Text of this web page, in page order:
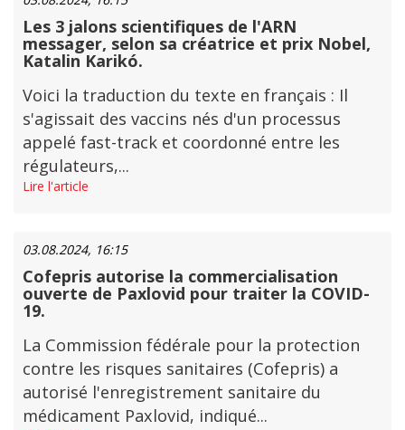
Les 3 jalons scientifiques de l'ARN
messager, selon sa créatrice et prix Nobel,
Katalin Karikó.
Voici la traduction du texte en français : Il
s'agissait des vaccins nés d'un processus
appelé fast-track et coordonné entre les
régulateurs,...
Lire l'article
03.08.2024, 16:15
Cofepris autorise la commercialisation
ouverte de Paxlovid pour traiter la COVID-
19.
La Commission fédérale pour la protection
contre les risques sanitaires (Cofepris) a
autorisé l'enregistrement sanitaire du
médicament Paxlovid, indiqué...